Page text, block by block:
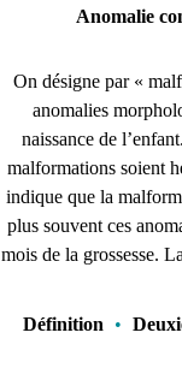
Anomalie
On désigne par «
anomalies
naissance de
malformations soient
indique que la
plus souvent ces
mois de la grossesse.
Définition
•